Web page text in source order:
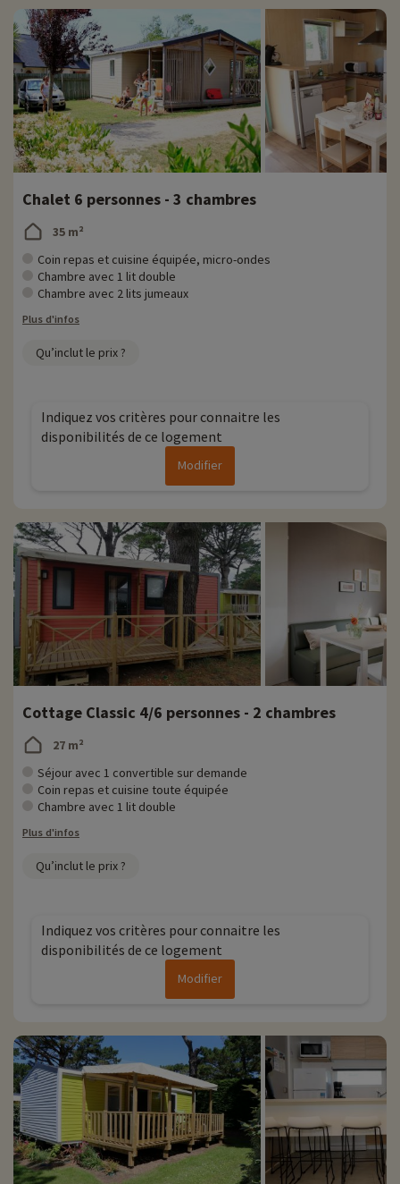
Chalet 6 personnes - 3 chambres
35 m²
Coin repas et cuisine équipée, micro-ondes
Chambre avec 1 lit double
Chambre avec 2 lits jumeaux
Plus d'infos
Qu’inclut le prix ?
Indiquez vos critères pour connaitre les
disponibilités de ce logement
Modifier
Cottage Classic 4/6 personnes - 2 chambres
27 m²
Séjour avec 1 convertible sur demande
Coin repas et cuisine toute équipée
Chambre avec 1 lit double
Plus d'infos
Qu’inclut le prix ?
Indiquez vos critères pour connaitre les
disponibilités de ce logement
Modifier